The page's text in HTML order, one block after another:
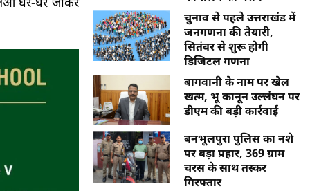
चुनाव से पहले उत्तराखंड में
जनगणना की तैयारी,
सितंबर से शुरू होगी
डिजिटल गणना
बागवानी के नाम पर खेल
खत्म, भू कानून उल्लंघन पर
डीएम की बड़ी कार्रवाई
बनभूलपुरा पुलिस का नशे
पर बड़ा प्रहार, 369 ग्राम
चरस के साथ तस्कर
गिरफ्तार